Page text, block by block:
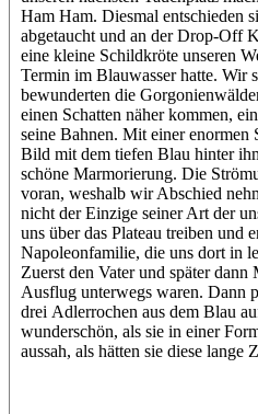
Ham Ham. Diesmal entschieden
abgetaucht und an der Drop-Off
eine kleine Schildkröte unseren
Termin im Blauwasser hatte. Wir
bewunderten die
einen Schatten näher kommen,
seine Bahnen. Mit einer enormen
Bild mit dem tiefen Blau hinter
schöne Marmorierung. Die
voran, weshalb wir Abschied
nicht der Einzige seiner Art der
uns über das Plateau treiben und
Napoleonfamilie, die uns dort in
Zuerst den Vater und später
Ausflug unterwegs waren. Dann
drei Adlerrochen aus dem Blau
wunderschön, als sie in einer
aussah, als hätten sie diese lange